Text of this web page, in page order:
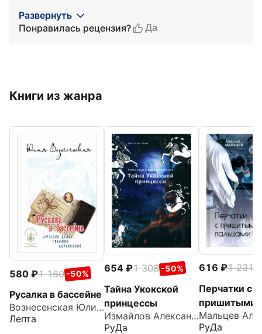
Развернуть
Понравилась рецензия?
Да
Книги из жанра
580 1 160 -50%
Русалка в бассейне
Вознесенская Юлия Николаевна
Лепта
654 1 308 -50%
Тайна Укокской
принцессы
Измайлов Александр
РуДа
616 1 231
Перчатки с
пришитыми
пальцами
РуДа